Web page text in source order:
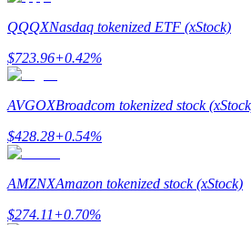
Analiza Big Data, w tym informacje
Przewodnik
QQQXNasdaq tokenized ETF (xStock)
$723.96+0.42%
AVGOXBroadcom tokenized stock
$428.28+0.54%
AMZNXAmazon tokenized stock (xStock)
$274.11+0.70%